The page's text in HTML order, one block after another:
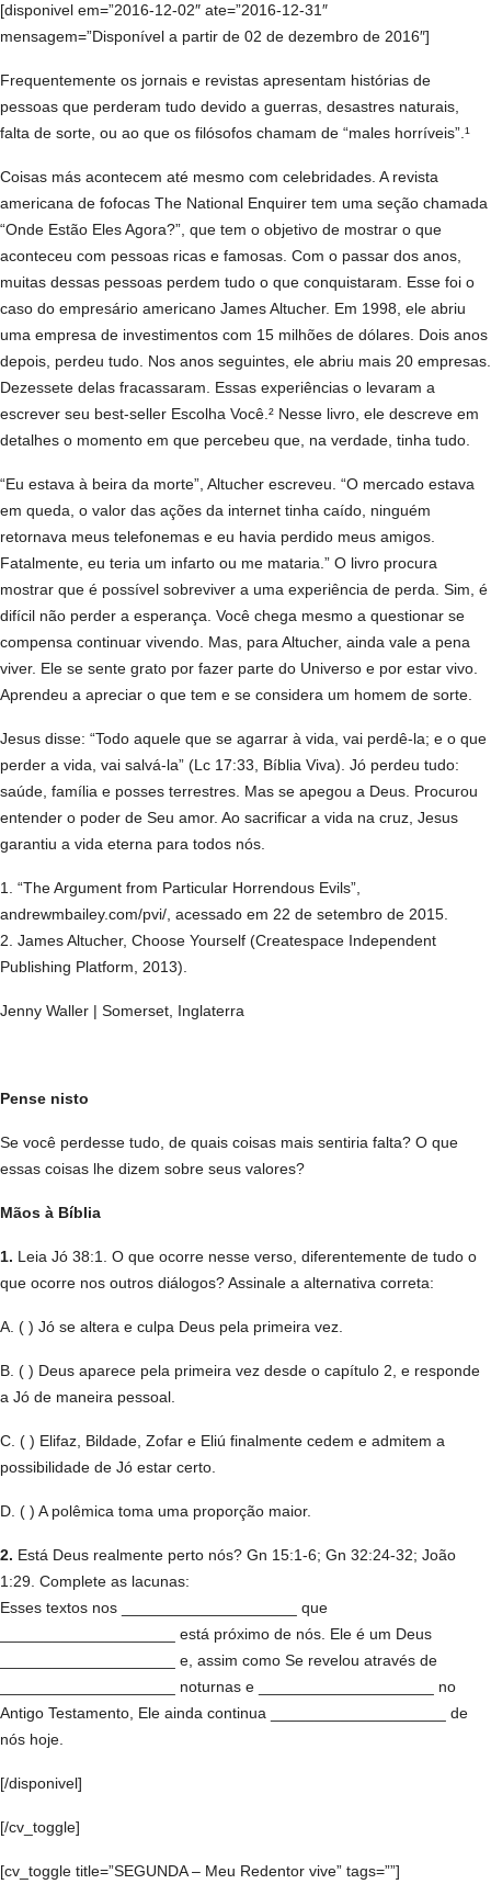
[disponivel em=”2016-12-02″ ate=”2016-12-31″
mensagem=”Disponível a partir de 02 de dezembro de 2016″]
Frequentemente os jornais e revistas apresentam histórias de
pessoas que perderam tudo devido a guerras, desastres naturais,
falta de sorte, ou ao que os filósofos chamam de “males horríveis”.¹
Coisas más acontecem até mesmo com celebridades. A revista
americana de fofocas The National Enquirer tem uma seção chamada
“Onde Estão Eles Agora?”, que tem o objetivo de mostrar o que
aconteceu com pessoas ricas e famosas. Com o passar dos anos,
muitas dessas pessoas perdem tudo o que conquistaram. Esse foi o
caso do empresário americano James Altucher. Em 1998, ele abriu
uma empresa de investimentos com 15 milhões de dólares. Dois anos
depois, perdeu tudo. Nos anos seguintes, ele abriu mais 20 empresas.
Dezessete delas fracassaram. Essas experiências o levaram a
escrever seu best-seller Escolha Você.² Nesse livro, ele descreve em
detalhes o momento em que percebeu que, na verdade, tinha tudo.
“Eu estava à beira da morte”, Altucher escreveu. “O mercado estava
em queda, o valor das ações da internet tinha caído, ninguém
retornava meus telefonemas e eu havia perdido meus amigos.
Fatalmente, eu teria um infarto ou me mataria.” O livro procura
mostrar que é possível sobreviver a uma experiência de perda. Sim, é
difícil não perder a esperança. Você chega mesmo a questionar se
compensa continuar vivendo. Mas, para Altucher, ainda vale a pena
viver. Ele se sente grato por fazer parte do Universo e por estar vivo.
Aprendeu a apreciar o que tem e se considera um homem de sorte.
Jesus disse: “Todo aquele que se agarrar à vida, vai perdê-la; e o que
perder a vida, vai salvá-la” (Lc 17:33, Bíblia Viva). Jó perdeu tudo:
saúde, família e posses terrestres. Mas se apegou a Deus. Procurou
entender o poder de Seu amor. Ao sacrificar a vida na cruz, Jesus
garantiu a vida eterna para todos nós.
1. “The Argument from Particular Horrendous Evils”,
andrewmbailey.com/pvi/, acessado em 22 de setembro de 2015.
2. James Altucher, Choose Yourself (Createspace Independent
Publishing Platform, 2013).
Jenny Waller | Somerset, Inglaterra
Pense nisto
Se você perdesse tudo, de quais coisas mais sentiria falta? O que
essas coisas lhe dizem sobre seus valores?
Mãos à Bíblia
1. Leia Jó 38:1. O que ocorre nesse verso, diferentemente de tudo o
que ocorre nos outros diálogos? Assinale a alternativa correta:
A. ( ) Jó se altera e culpa Deus pela primeira vez.
B. ( ) Deus aparece pela primeira vez desde o capítulo 2, e responde
a Jó de maneira pessoal.
C. ( ) Elifaz, Bildade, Zofar e Eliú finalmente cedem e admitem a
possibilidade de Jó estar certo.
D. ( ) A polêmica toma uma proporção maior.
2. Está Deus realmente perto nós? Gn 15:1-6; Gn 32:24-32; João
1:29. Complete as lacunas:
Esses textos nos ____________________ que
____________________ está próximo de nós. Ele é um Deus
____________________ e, assim como Se revelou através de
____________________ noturnas e ____________________ no
Antigo Testamento, Ele ainda continua ____________________ de
nós hoje.
[/disponivel]
[/cv_toggle]
[cv_toggle title=”SEGUNDA – Meu Redentor vive” tags=””]